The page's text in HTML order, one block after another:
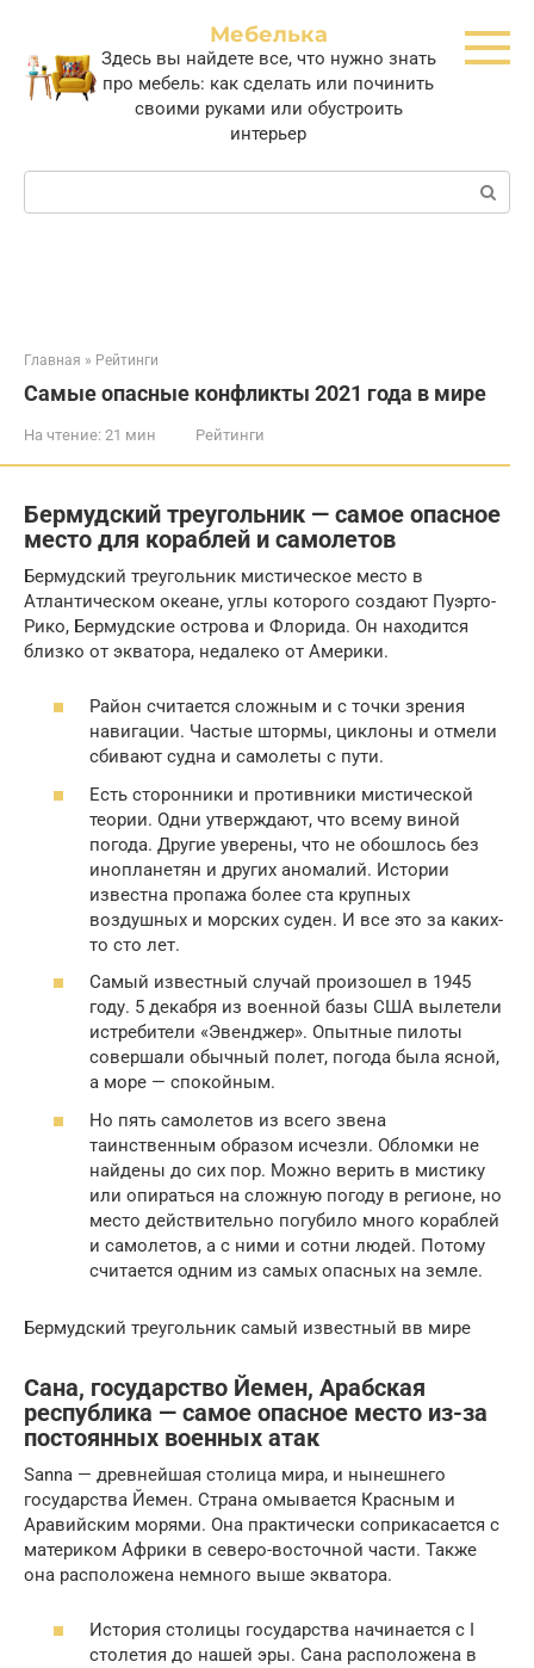
контенту
Мебелька
Здесь вы найдете все, что нужно знать
про мебель: как сделать или починить
своими руками или обустроить
интерьер
Поиск:
Главная » Рейтинги
Самые опасные конфликты 2021 года в мире
На чтение: 21 мин Рейтинги
Бермудский треугольник — самое опасное
место для кораблей и самолетов
Бермудский треугольник мистическое место в
Атлантическом океане, углы которого создают Пуэрто-
Рико, Бермудские острова и Флорида. Он находится
близко от экватора, недалеко от Америки.
Район считается сложным и с точки зрения
навигации. Частые штормы, циклоны и отмели
сбивают судна и самолеты с пути.
Есть сторонники и противники мистической
теории. Одни утверждают, что всему виной
погода. Другие уверены, что не обошлось без
инопланетян и других аномалий. Истории
известна пропажа более ста крупных
воздушных и морских суден. И все это за каких-
то сто лет.
Самый известный случай произошел в 1945
году. 5 декабря из военной базы США вылетели
истребители «Эвенджер». Опытные пилоты
совершали обычный полет, погода была ясной,
а море — спокойным.
Но пять самолетов из всего звена
таинственным образом исчезли. Обломки не
найдены до сих пор. Можно верить в мистику
или опираться на сложную погоду в регионе, но
место действительно погубило много кораблей
и самолетов, а с ними и сотни людей. Потому
считается одним из самых опасных на земле.
Бермудский треугольник самый известный вв мире
Сана, государство Йемен, Арабская
республика — самое опасное место из-за
постоянных военных атак
Sanna — древнейшая столица мира, и нынешнего
государства Йемен. Страна омывается Красным и
Аравийским морями. Она практически соприкасается с
материком Африки в северо-восточной части. Также
она расположена немного выше экватора.
История столицы государства начинается с І
столетия до нашей эры. Сана расположена в